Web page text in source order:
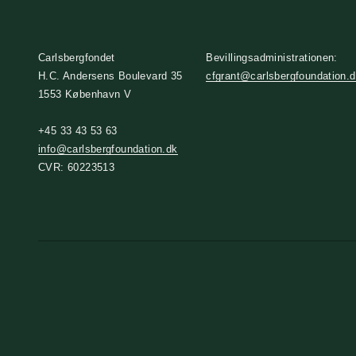
Carlsbergfondet
H.C. Andersens Boulevard 35
1553 København V
+45 33 43 53 63
info@carlsbergfoundation.dk
CVR: 60223513
Bevillingsadministrationen: